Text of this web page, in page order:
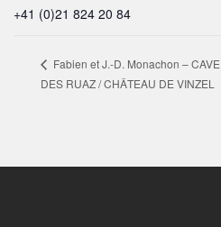
+41 (0)21 824 20 84
Fabien et J.-D. Monachon – CAVE
DES RUAZ / CHÂTEAU DE VINZEL